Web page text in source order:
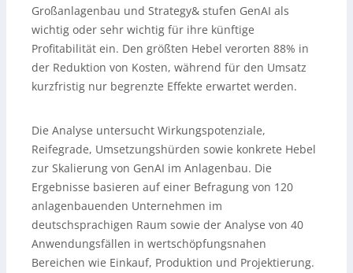
Großanlagenbau und Strategy& stufen GenAI als
wichtig oder sehr wichtig für ihre künftige
Profitabilität ein. Den größten Hebel verorten 88% in
der Reduktion von Kosten, während für den Umsatz
kurzfristig nur begrenzte Effekte erwartet werden.
Die Analyse untersucht Wirkungspotenziale,
Reifegrade, Umsetzungshürden sowie konkrete Hebel
zur Skalierung von GenAI im Anlagenbau. Die
Ergebnisse basieren auf einer Befragung von 120
anlagenbauenden Unternehmen im
deutschsprachigen Raum sowie der Analyse von 40
Anwendungsfällen in wertschöpfungsnahen
Bereichen wie Einkauf, Produktion und Projektierung.